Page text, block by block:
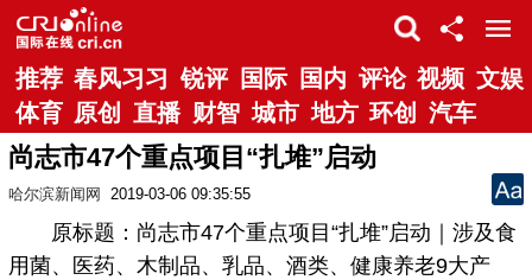
推荐 春风习习 锐评 国际 国内 评论 视频 文娱
体育 原创 直播 财智 城市 地方 环创 汽车
尚志市47个重点项目“扎堆”启动
哈尔滨新闻网 2019-03-06 09:35:55
原标题：尚志市47个重点项目“扎堆”启动｜涉及食
用菌、医药、木制品、乳品、酒类、健康养老9大产